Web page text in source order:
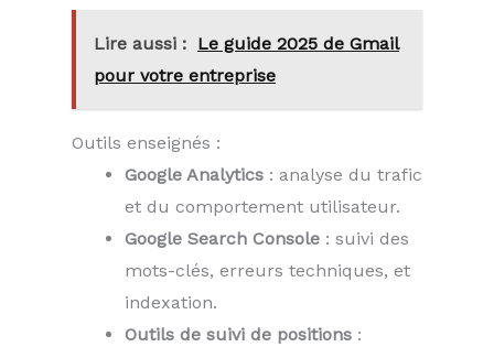
Lire aussi : Le guide 2025 de Gmail
pour votre entreprise
Outils enseignés :
Google Analytics : analyse du trafic
et du comportement utilisateur.
Google Search Console : suivi des
mots-clés, erreurs techniques, et
indexation.
Outils de suivi de positions :